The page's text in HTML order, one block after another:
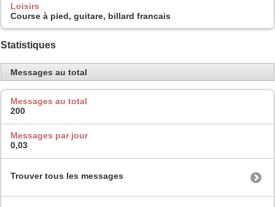
Loisirs
Course à pied, guitare, billard francais
Statistiques
Messages au total
Messages au total
200
Messages par jour
0,03
Trouver tous les messages